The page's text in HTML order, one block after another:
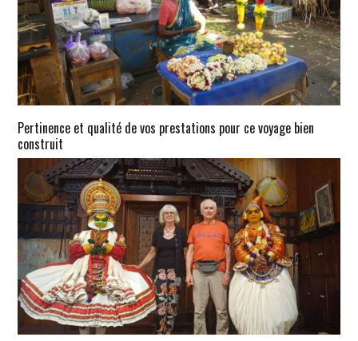
Pertinence et qualité de vos prestations pour ce voyage bien
construit